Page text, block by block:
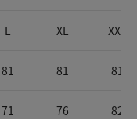
L XL XXL
81 81 81
71 76 82